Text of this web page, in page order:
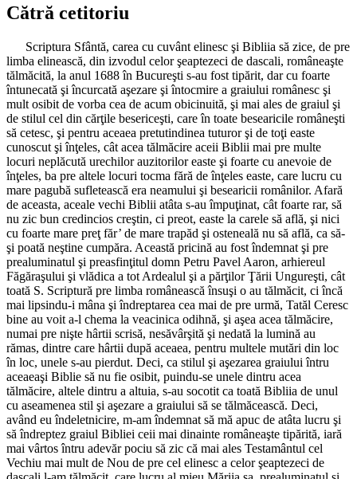
Cătră cetitoriu
Scriptura Sfântă, carea cu cuvânt elinesc şi Bibliia să zice, de pre
limba elinească, din izvodul celor şeaptezeci de dascali, româneaşte
tălmăcită, la anul 1688 în Bucureşti s-au fost tipărit, dar cu foarte
întunecată şi încurcată aşezare şi întocmire a graiului românesc şi
mult osibit de vorba cea de acum obicinuită, şi mai ales de graiul şi
de stilul cel din cărţile besericeşti, care în toate besearicile româneşti
să cetesc, şi pentru aceaea pretutindinea tuturor şi de toţi easte
cunoscut şi înţeles, cât acea tălmăcire aceii Biblii mai pre multe
locuri neplăcută urechilor auzitorilor easte şi foarte cu anevoie de
înţeles, ba pre altele locuri tocma fără de înţeles easte, care lucru cu
mare pagubă sufletească era neamului şi besearicii românilor. Afară
de aceasta, aceale vechi Biblii atâta s-au împuţinat, cât foarte rar, să
nu zic bun credincios creştin, ci preot, easte la carele să află, şi nici
cu foarte mare preţ făr’ de mare trapăd şi osteneală nu să află, ca să-
şi poată neştine cumpăra. Această pricină au fost îndemnat şi pre
prealuminatul şi preasfinţitul domn Petru Pavel Aaron, arhiereul
Făgăraşului şi vlădica a tot Ardealul şi a părţilor Ţării Ungureşti, cât
toată S. Scriptură pre limba românească însuşi o au tălmăcit, ci încă
mai lipsindu-i mâna şi îndreptarea cea mai de pre urmă, Tatăl Ceresc
bine au voit a-l chema la veacinica odihnă, şi aşea acea tălmăcire,
numai pre nişte hârtii scrisă, nesăvârşită şi nedată la lumină au
rămas, dintre care hârtii după aceaea, pentru multele mutări din loc
în loc, unele s-au pierdut. Deci, ca stilul şi aşezarea graiului întru
aceaeaşi Biblie să nu fie osibit, puindu-se unele dintru acea
tălmăcire, altele dintru a altuia, s-au socotit ca toată Bibliia de unul
cu aseamenea stil şi aşezare a graiului să se tălmăcească. Deci,
având eu îndeletnicire, m-am îndemnat să mă apuc de atâta lucru şi
să îndreptez graiul Bibliei ceii mai dinainte româneaşte tipărită, iară
mai vârtos întru adevăr pociu să zic că mai ales Testamântul cel
Vechiu mai mult de Nou de pre cel elinesc a celor şeaptezeci de